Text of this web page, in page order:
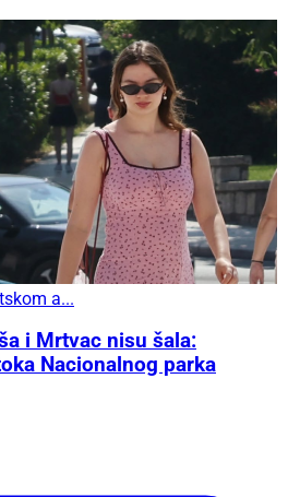
a...
i Mrtvac nisu šala:
Nacionalnog parka